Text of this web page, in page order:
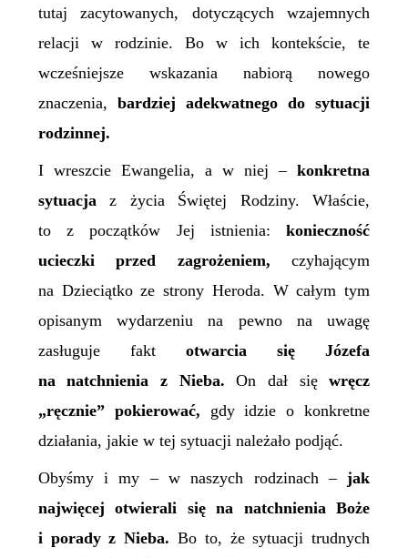
tutaj zacytowanych, dotyczących wzajemnych
relacji w rodzinie. Bo w ich kontekście, te
wcześniejsze wskazania nabiorą nowego
znaczenia, bardziej adekwatnego do sytuacji
rodzinnej.
I wreszcie Ewangelia, a w niej –konkretna
sytuacjaz życia Świętej Rodziny. Właście,
to z początków Jej istnienia:konieczność
ucieczki przed zagrożeniem, czyhającym
na Dzieciątko ze strony Heroda. W całym tym
opisanym wydarzeniu na pewno na uwagę
zasługuje fakt otwarcia się Józefa
na natchnienia z Nieba.On dał sięwręcz
„ręcznie” pokierować, gdy idzie o konkretne
działania, jakie w tej sytuacji należało podjąć.
Obyśmy i my – w naszych rodzinach –jak
najwięcej otwierali się na natchnienia Boże
i porady z Nieba. Bo to, że sytuacji trudnych